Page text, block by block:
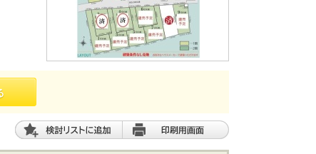
全店舗営業社員募集！